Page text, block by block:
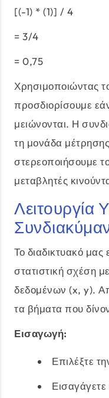
[(-1) * (1)] / 4
= 3/4
= 0,75
Χρησιμοποιώντας
προσδιορίσουμε
μειώνονται. Η
τη μονάδα
στερεοποιήσουμε
μεταβλητές
Λειτουργία
Το διαδικτυακό μας
στατιστική σχέση
δεδομένων (x, y).
τα βήματα που
Εισαγωγή:
Επιλέξτε
Εισαγάγετε